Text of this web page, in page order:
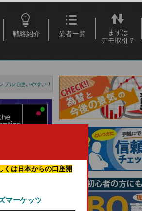
くは日本からの口座開
マーケッツ
戦略紹介 業者一覧
まずは
デモ取引？
プルで使いやすい！